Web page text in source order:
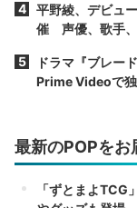
平野綾、デビュ
催 声優、歌手
ドラマ『ブレ
Prime Videoで
最新のPOPをお
「ずとまよ